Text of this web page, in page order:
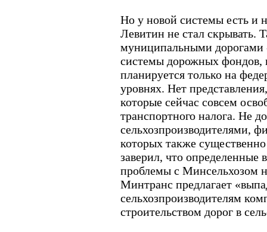
Но у новой системы есть и
Левитин не стал скрывать.
муниципальными дорогами
системы дорожных фондов,
планируется только на
уровнях. Нет
которые сейчас совсем
транспортного налога. Не
сельхозпроизводителями,
которых также
заверил, что определенные
проблемы с Минсельхозом
Минтранс предлагает
сельхозпроизводителям
строительством дорог в